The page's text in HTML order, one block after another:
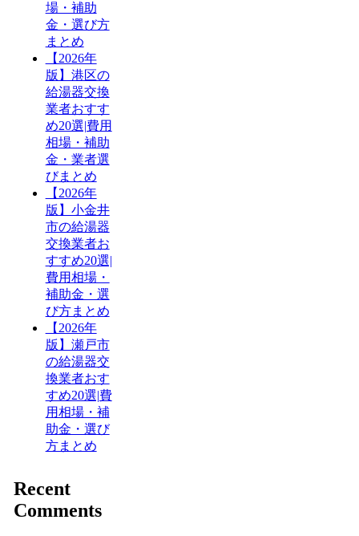
場・補助
金・選び方
まとめ
【2026年
版】港区の
給湯器交換
業者おすす
め20選|費用
相場・補助
金・業者選
びまとめ
【2026年
版】小金井
市の給湯器
交換業者お
すすめ20選|
費用相場・
補助金・選
び方まとめ
【2026年
版】瀬戸市
の給湯器交
換業者おす
すめ20選|費
用相場・補
助金・選び
方まとめ
Recent
Comments